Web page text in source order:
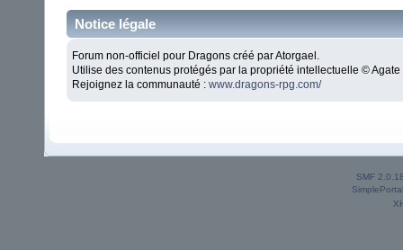
Notice légale
Forum non-officiel pour Dragons créé par Atorgael.
Utilise des contenus protégés par la propriété intellectuelle ©
Rejoignez la communauté :www.dragons-rpg.com/
SMF